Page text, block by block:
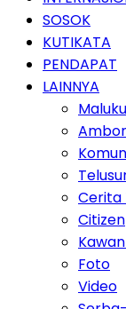
SOSOK
KUTIKATA
PENDAPAT
LAINNYA
Maluku
Cerita
Citizen
Foto
Video